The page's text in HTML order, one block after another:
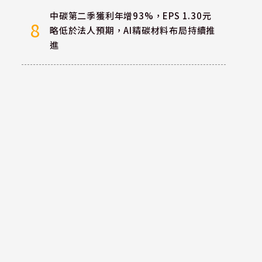
8
中碳第二季獲利年增93%，EPS 1.30元
略低於法人預期，AI精碳材料布局持續推
進